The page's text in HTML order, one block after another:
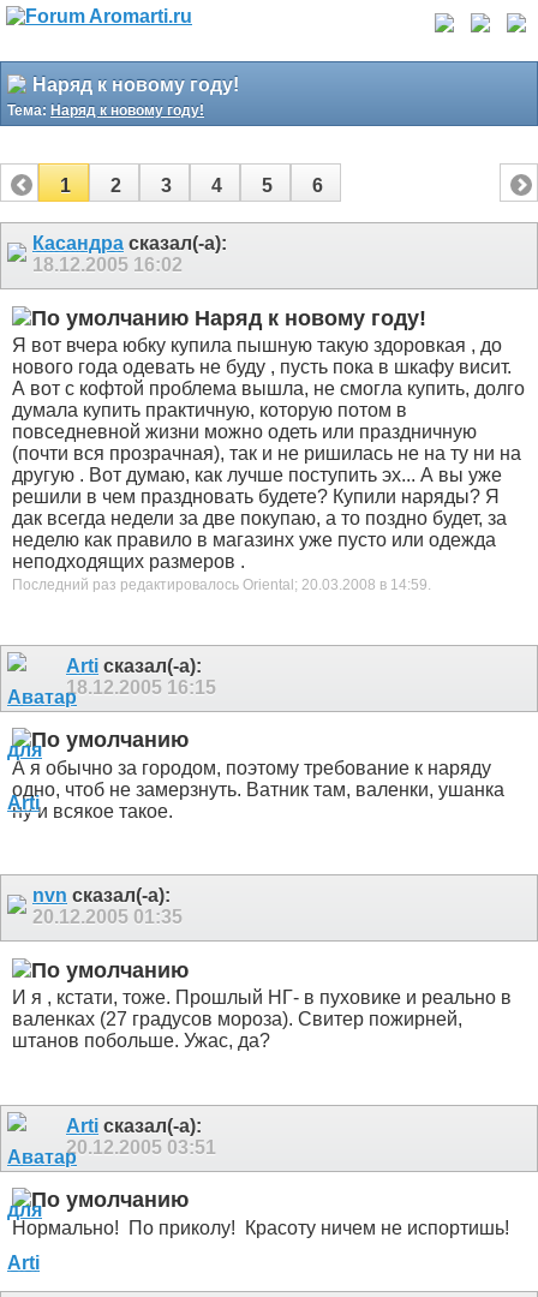
Наряд к новому году!
Тема: Наряд к новому году!
1 2 3 4 5 6
Касандра сказал(-а):
18.12.2005 16:02
Наряд к новому году!
Я вот вчера юбку купила пышную такую здоровкая , до
нового года одевать не буду , пусть пока в шкафу висит.
А вот с кофтой проблема вышла, не смогла купить, долго
думала купить практичную, которую потом в
повседневной жизни можно одеть или праздничную
(почти вся прозрачная), так и не ришилась не на ту ни на
другую . Вот думаю, как лучше поступить эх... А вы уже
решили в чем праздновать будете? Купили наряды? Я
дак всегда недели за две покупаю, а то поздно будет, за
неделю как правило в магазинх уже пусто или одежда
неподходящих размеров .
Последний раз редактировалось Oriental; 20.03.2008 в 14:59.
Arti сказал(-а):
18.12.2005 16:15
А я обычно за городом, поэтому требование к наряду
одно, чтоб не замерзнуть. Ватник там, валенки, ушанка
ну и всякое такое.
nvn сказал(-а):
20.12.2005 01:35
И я , кстати, тоже. Прошлый НГ- в пуховике и реально в
валенках (27 градусов мороза). Свитер пожирней,
штанов побольше. Ужас, да?
Arti сказал(-а):
20.12.2005 03:51
Нормально! По приколу! Красоту ничем не испортишь!